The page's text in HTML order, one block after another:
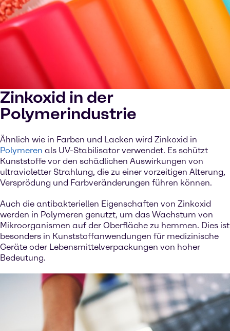
Zinkoxid in der
Polymerindustrie
Ähnlich wie in Farben und Lacken wird Zinkoxid in
Polymeren als UV-Stabilisator verwendet. Es schützt
Kunststoffe vor den schädlichen Auswirkungen von
ultravioletter Strahlung, die zu einer vorzeitigen Alterung,
Versprödung und Farbveränderungen führen können.
Auch die antibakteriellen Eigenschaften von Zinkoxid
werden in Polymeren genutzt, um das Wachstum von
Mikroorganismen auf der Oberfläche zu hemmen. Dies ist
besonders in Kunststoffanwendungen für medizinische
Geräte oder Lebensmittelverpackungen von hoher
Bedeutung.